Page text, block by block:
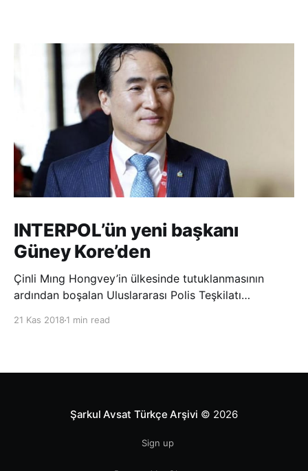
INTERPOL’ün yeni başkanı
Güney Kore’den
Çinli Mıng Hongvey’in ülkesinde tutuklanmasının
ardından boşalan Uluslararası Polis Teşkilatı
21 Kas 2018 1 min read
Şarkul Avsat Türkçe Arşivi © 2026
Sign up